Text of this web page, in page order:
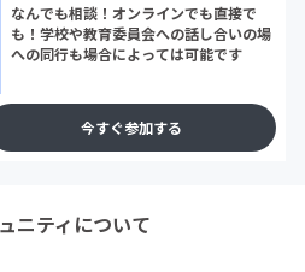
なんでも相談！オンラインでも直接で
も！学校や教育委員会への話し合いの場
への同行も場合によっては可能です
今すぐ参加する
ニティについて